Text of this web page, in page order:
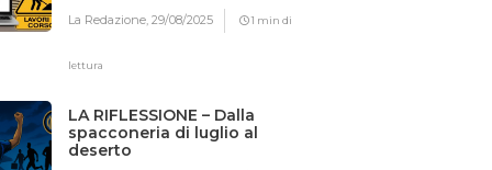
La Redazione,29/08/2025 1 min di
lettura
LA RIFLESSIONE – Dalla
spacconeria di luglio al
deserto